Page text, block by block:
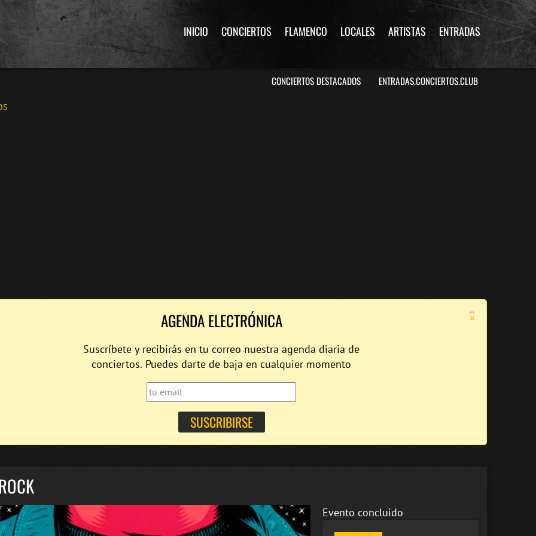
INICIO CONCIERTOS FLAMENCO LOCALES ARTISTAS ENTRADAS
CONCIERTOS DESTACADOS ENTRADAS.CONCIERTOS.CLUB
×
AGENDA ELECTRÓNICA
Suscríbete y recibirás en tu correo nuestra agenda diaria de
conciertos. Puedes darte de baja en cualquier momento
Evento concluido